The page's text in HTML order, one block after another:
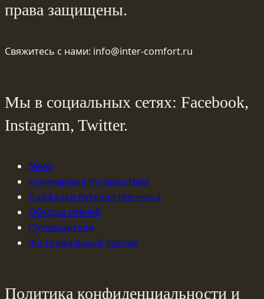
права защищены.
Свяжитесь с нами: info@inter-comfort.ru
Мы в социальных сетях: Facebook,
Instagram, Twitter.
News
Кулинарные путешествия
Лайфхаки путешественника
Обзоры отелей
Путеводители
Экстремальный туризм
Политика конфиденциальности и